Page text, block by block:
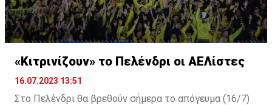
«Κιτρινίζουν» το Πελένδρι οι ΑΕΛίστες
16.07.2023 13:51
Στο Πελένδρι θα βρεθούν σήμερα το απόγευμα (16/7)